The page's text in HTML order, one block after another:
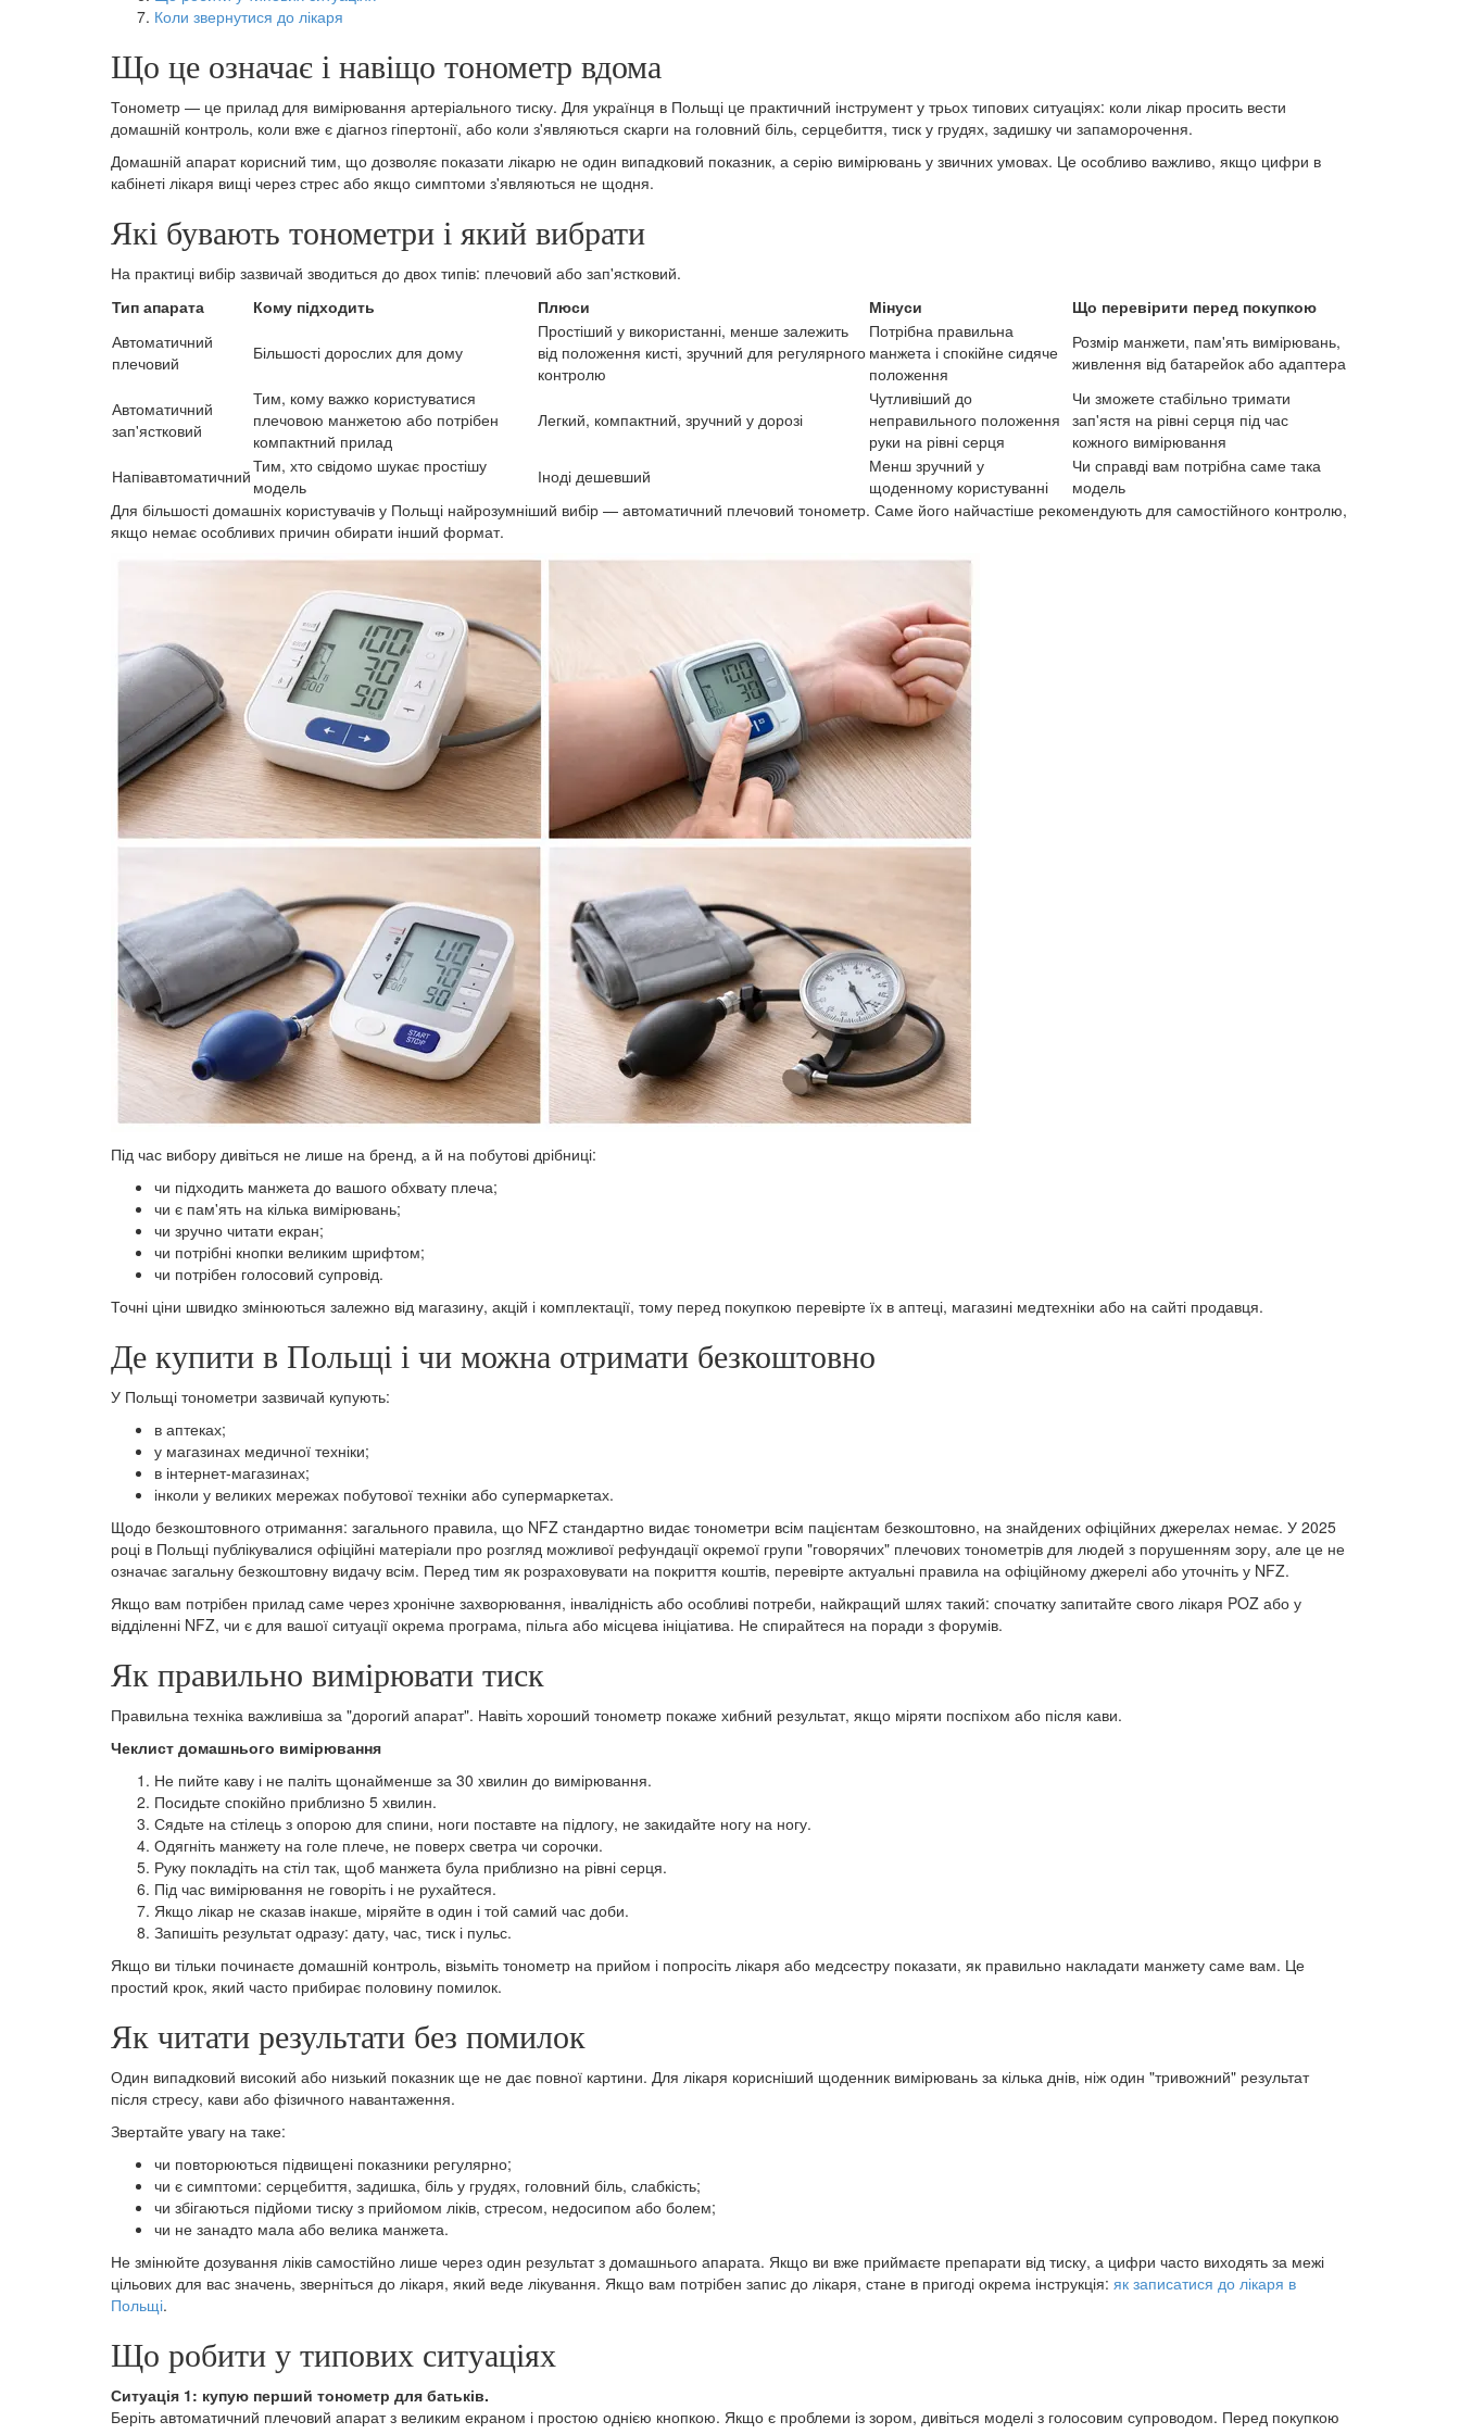
Коли звернутися до лікаря
Що це означає і навіщо тонометр вдома
Тонометр — це прилад для вимірювання артеріального тиску. Для українця в Польщі це практичний інструмент у трьох типових ситуаціях: коли лікар просить вести
домашній контроль, коли вже є діагноз гіпертонії, або коли з'являються скарги на головний біль, серцебиття, тиск у грудях, задишку чи запаморочення.
Домашній апарат корисний тим, що дозволяє показати лікарю не один випадковий показник, а серію вимірювань у звичних умовах. Це особливо важливо, якщо цифри в
кабінеті лікаря вищі через стрес або якщо симптоми з'являються не щодня.
Які бувають тонометри і який вибрати
На практиці вибір зазвичай зводиться до двох типів: плечовий або зап'ястковий.
Тип апарата
Кому підходить Плюси Мінуси
Що перевірити перед покупкою
Автоматичний
плечовий
Більшості дорослих для дому
Простіший у використанні, менше залежить
від положення кисті, зручний для регулярного
контролю
Потрібна правильна
манжета і спокійне сидяче
положення
Розмір манжети, пам'ять вимірювань,
живлення від батарейок або адаптера
Автоматичний
зап'ястковий
Тим, кому важко користуватися
плечовою манжетою або потрібен
компактний прилад
Легкий, компактний, зручний у дорозі
Чутливіший до
неправильного положення
руки на рівні серця
Чи зможете стабільно тримати
зап'ястя на рівні серця під час
кожного вимірювання
НапівавтоматичнийТим, хто свідомо шукає простішу
модель
Іноді дешевший
Менш зручний у
щоденному користуванні
Чи справді вам потрібна саме така
модель
Для більшості домашніх користувачів у Польщі найрозумніший вибір — автоматичний плечовий тонометр. Саме його найчастіше рекомендують для самостійного контролю,
якщо немає особливих причин обирати інший формат.
Під час вибору дивіться не лише на бренд, а й на побутові дрібниці:
чи підходить манжета до вашого обхвату плеча;
чи є пам'ять на кілька вимірювань;
чи зручно читати екран;
чи потрібні кнопки великим шрифтом;
чи потрібен голосовий супровід.
Точні ціни швидко змінюються залежно від магазину, акцій і комплектації, тому перед покупкою перевірте їх в аптеці, магазині медтехніки або на сайті продавця.
Де купити в Польщі і чи можна отримати безкоштовно
У Польщі тонометри зазвичай купують:
в аптеках;
у магазинах медичної техніки;
в інтернет-магазинах;
інколи у великих мережах побутової техніки або супермаркетах.
Щодо безкоштовного отримання: загального правила, що NFZ стандартно видає тонометри всім пацієнтам безкоштовно, на знайдених офіційних джерелах немає. У 2025
році в Польщі публікувалися офіційні матеріали про розгляд можливої рефундації окремої групи "говорячих" плечових тонометрів для людей з порушенням зору, але це не
означає загальну безкоштовну видачу всім. Перед тим як розраховувати на покриття коштів, перевірте актуальні правила на офіційному джерелі або уточніть у NFZ.
Якщо вам потрібен прилад саме через хронічне захворювання, інвалідність або особливі потреби, найкращий шлях такий: спочатку запитайте свого лікаря POZ або у
відділенні NFZ, чи є для вашої ситуації окрема програма, пільга або місцева ініціатива. Не спирайтеся на поради з форумів.
Як правильно вимірювати тиск
Правильна техніка важливіша за "дорогий апарат". Навіть хороший тонометр покаже хибний результат, якщо міряти поспіхом або після кави.
Чеклист домашнього вимірювання
Не пийте каву і не паліть щонайменше за 30 хвилин до вимірювання.
Посидьте спокійно приблизно 5 хвилин.
Сядьте на стілець з опорою для спини, ноги поставте на підлогу, не закидайте ногу на ногу.
Одягніть манжету на голе плече, не поверх светра чи сорочки.
Руку покладіть на стіл так, щоб манжета була приблизно на рівні серця.
Під час вимірювання не говоріть і не рухайтеся.
Якщо лікар не сказав інакше, міряйте в один і той самий час доби.
Запишіть результат одразу: дату, час, тиск і пульс.
Якщо ви тільки починаєте домашній контроль, візьміть тонометр на прийом і попросіть лікаря або медсестру показати, як правильно накладати манжету саме вам. Це
простий крок, який часто прибирає половину помилок.
Як читати результати без помилок
Один випадковий високий або низький показник ще не дає повної картини. Для лікаря корисніший щоденник вимірювань за кілька днів, ніж один "тривожний" результат
після стресу, кави або фізичного навантаження.
Звертайте увагу на таке:
чи повторюються підвищені показники регулярно;
чи є симптоми: серцебиття, задишка, біль у грудях, головний біль, слабкість;
чи збігаються підйоми тиску з прийомом ліків, стресом, недосипом або болем;
чи не занадто мала або велика манжета.
Не змінюйте дозування ліків самостійно лише через один результат з домашнього апарата. Якщо ви вже приймаєте препарати від тиску, а цифри часто виходять за межі
цільових для вас значень, зверніться до лікаря, який веде лікування. Якщо вам потрібен запис до лікаря, стане в пригоді окрема інструкція: як записатися до лікаря в
Польщі.
Що робити у типових ситуаціях
Ситуація 1: купую перший тонометр для батьків.
Беріть автоматичний плечовий апарат з великим екраном і простою однією кнопкою. Якщо є проблеми із зором, дивіться моделі з голосовим супроводом. Перед покупкою